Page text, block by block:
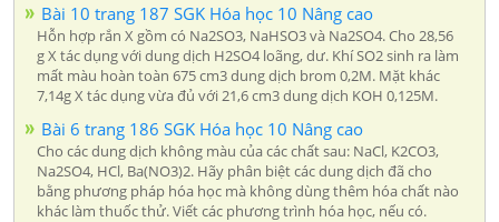
Bài 10 trang 187 SGK Hóa học 10 Nâng cao
Hỗn hợp rắn X gồm có Na2SO3, NaHSO3 và Na2SO4. Cho 28,56
g X tác dụng với dung dịch H2SO4 loãng, dư. Khí SO2 sinh ra làm
mất màu hoàn toàn 675 cm3 dung dịch brom 0,2M. Mặt khác
7,14g X tác dụng vừa đủ với 21,6 cm3 dung dịch KOH 0,125M.
Bài 6 trang 186 SGK Hóa học 10 Nâng cao
Cho các dung dịch không màu của các chất sau: NaCl, K2CO3,
Na2SO4, HCl, Ba(NO3)2. Hãy phân biệt các dung dịch đã cho
bằng phương pháp hóa học mà không dùng thêm hóa chất nào
khác làm thuốc thử. Viết các phương trình hóa học, nếu có.